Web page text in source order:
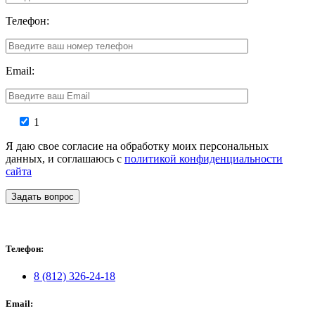
Телефон:
Email:
1
Я даю свое согласие на обработку моих персональных
данных, и соглашаюсь с политикой конфиденциальности
сайта
Задать вопрос
Телефон:
8 (812) 326-24-18
Email: